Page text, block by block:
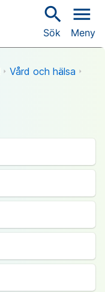
search
Sök
menu
Meny
Vård och hälsa